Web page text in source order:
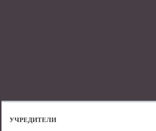
УЧРЕДИТЕЛИ